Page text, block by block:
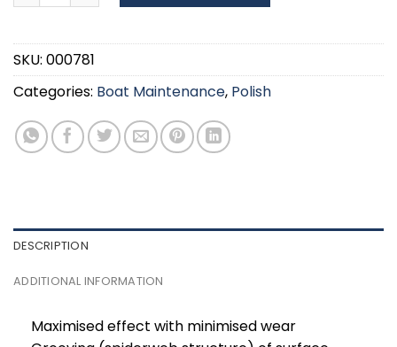
SKU: 000781
Categories: Boat Maintenance, Polish
DESCRIPTION
ADDITIONAL INFORMATION
Maximised effect with minimised wear